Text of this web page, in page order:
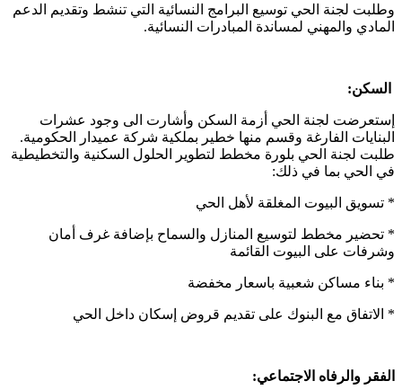
وطلبت لجنة الحي توسيع البرامج النسائية التي تنشط وتقديم الدعم
المادي والمهني لمساندة المبادرات النسائية.
السكن:
إستعرضت لجنة الحي أزمة السكن وأشارت الى وجود عشرات
البنايات الفارغة وقسم منها خطير بملكية شركة عميدار الحكومية.
طلبت لجنة الحي بلورة مخطط لتطوير الحلول السكنية والتخطيطية
في الحي بما في ذلك:
* تسويق البيوت المغلقة لأهل الحي
* تحضير مخطط لتوسيع المنازل والسماح بإضافة غرف أمان
وشرفات على البيوت القائمة
* بناء مساكن شعبية باسعار مخفضة
* الاتفاق مع البنوك على تقديم قروض إسكان داخل الحي
الفقر والرفاه الاجتماعي: